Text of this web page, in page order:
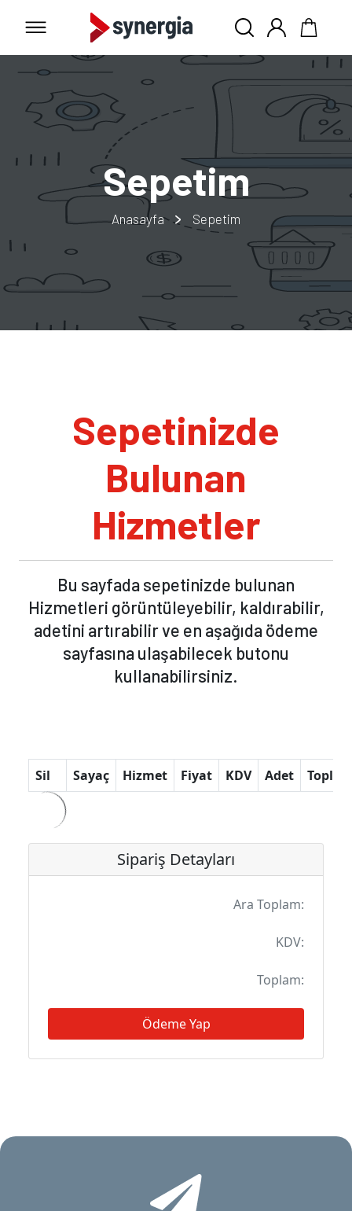
Sepetim
Anasayfa Sepetim
Sepetinizde
Bulunan
Hizmetler
Bu sayfada sepetinizde bulunan
Hizmetleri görüntüleyebilir, kaldırabilir,
adetini artırabilir ve en aşağıda ödeme
sayfasına ulaşabilecek butonu
kullanabilirsiniz.
Sil Sayaç Hizmet Fiyat KDV Adet
Loading...
Sipariş Detayları
Ara Toplam:
KDV:
Toplam:
Ödeme Yap